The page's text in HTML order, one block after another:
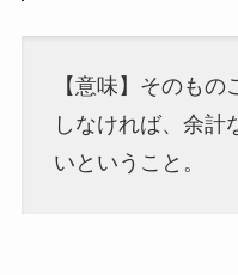
【意味】そのもの
しなければ、余計
いということ。